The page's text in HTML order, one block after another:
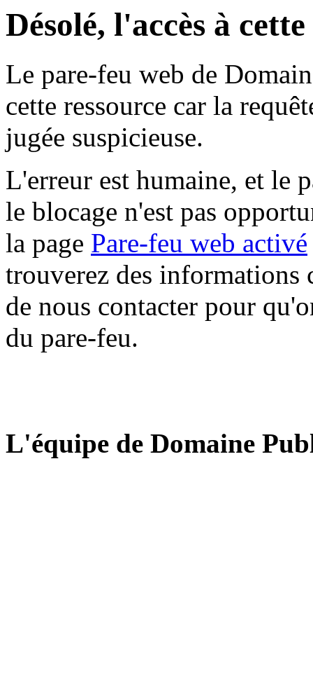
Désolé, l'accès à
Le pare-feu web de
cette ressource car la
jugée suspicieuse.
L'erreur est humaine, et le
le blocage n'est pas
la page Pare-feu web activé
trouverez des informations
de nous contacter pour
du pare-feu.
L'équipe de Domaine